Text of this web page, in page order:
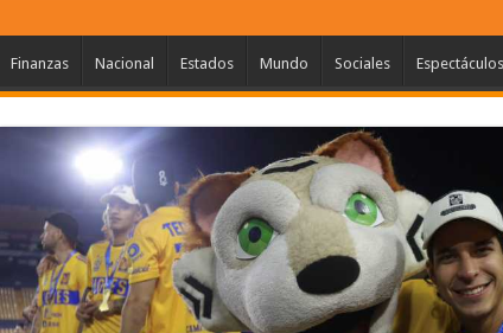
Finanzas Nacional Estados Mundo Sociales Espectáculos